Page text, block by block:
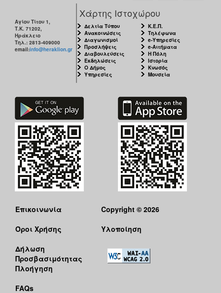
ΤΟΠΟΣ
ΜΑΣ
Αγίου Τίτου 1,
Τ.Κ. 71202,
Ηράκλειο
Τηλ.: 2813-409000
email:info@heraklion.gr
Χάρτης Ιστοχώρου
Δελτία Τύπου
Ανακοινώσεις
Διαγωνισμοί
Προσλήψεις
Διαβουλεύσεις
Εκδηλώσεις
Ο Δήμος
Υπηρεσίες
Κ.Ε.Π.
Τηλέφωνα
e-Υπηρεσίες
e-Αιτήματα
Η Πόλη
Ιστορία
Κνωσός
Μουσεία
Επικοινωνία
Όροι Χρήσης
Δήλωση
Προσβασιμότητας
Πλοήγηση
FAQs
Copyright © 2026
Υλοποίηση